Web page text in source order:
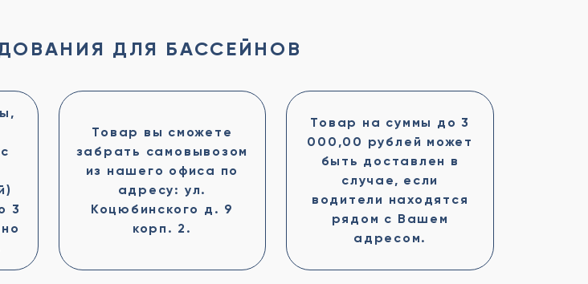
ДЛЯ БАССЕЙНОВ
3
Товар вы сможете
забрать самовывозом
из нашего офиса по
адресу: ул.
Коцюбинского д. 9
корп. 2.
Товар на суммы до 3
000,00 рублей может
быть доставлен в
случае, если
водители находятся
рядом с Вашем
адресом.